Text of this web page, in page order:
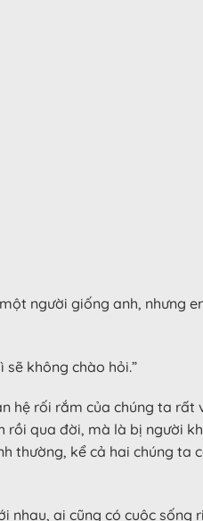
người giống anh, nhưng
không chào hỏi.”
hệ rối rắm của chúng ta rất
rồi qua đời, mà là bị người
thường, kể cả hai chúng ta
nhau, ai cũng có cuộc sống